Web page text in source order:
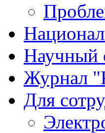
Научный
Журнал
Для